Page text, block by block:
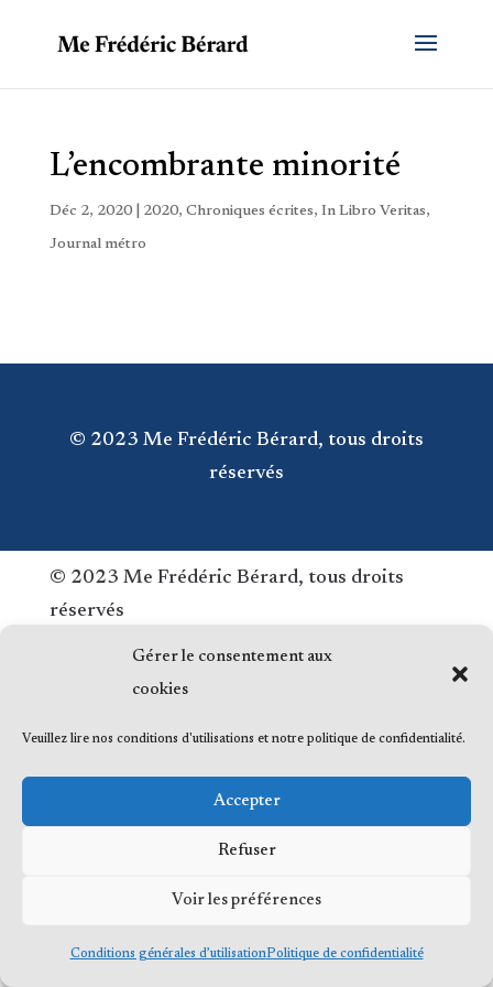
Gérer le consentement aux
cookies
Veuillez lire nos conditions d'utilisations et notre politique de confidentialité.
Accepter
Refuser
Voir les préférences
Conditions générales d’utilisationPolitique de confidentialité
L’encombrante minorité
Déc 2, 2020| 2020, Chroniques écrites, In Libro Veritas,
Journal métro
© 2023 Me Frédéric Bérard, tous droits
réservés
© 2023 Me Frédéric Bérard, tous droits
réservés